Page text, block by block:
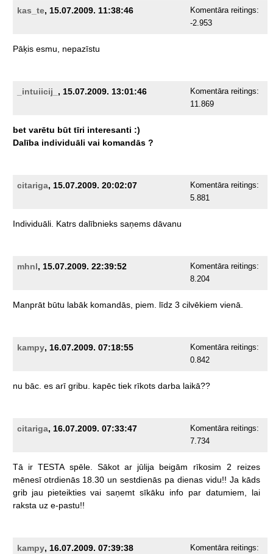
kas_te, 15.07.2009. 11:38:46
Komentāra reitings:
-2.953
Pāķis esmu, nepazīstu
_intuiicij_ , 15.07.2009. 13:01:46
Komentāra reitings:
11.869
bet varētu būt tīri interesanti :)
Dalība individuāli vai komandās ?
citariga, 15.07.2009. 20:02:07
Komentāra reitings:
5.881
Individuāli. Katrs dalībnieks saņems dāvanu
mhnl, 15.07.2009. 22:39:52
Komentāra reitings:
8.204
Manprāt būtu labāk komandās, piem. līdz 3 cilvēkiem vienā.
kampy, 16.07.2009. 07:18:55
Komentāra reitings:
0.842
nu bāc. es arī gribu. kapēc tiek rīkots darba laikā??
citariga, 16.07.2009. 07:33:47
Komentāra reitings:
7.734
Tā ir TESTA spēle. Sākot ar jūlija beigām rīkosim 2
reizes
mēnesī otrdienās 18.30 un sestdienās pa dienas vidu!! Ja kāds
grib jau pieteikties vai saņemt sīkāku info par datumiem,
lai
raksta uz e-pastu!!
kampy, 16.07.2009. 07:39:38
Komentāra reitings: